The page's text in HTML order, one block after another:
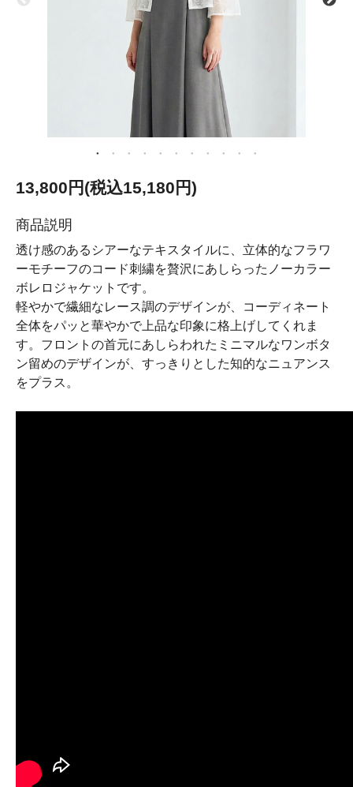
13,800円(税込15,180円)
商品説明
透け感のあるシアーなテキスタイルに、立体的なフラワ
ーモチーフのコード刺繍を贅沢にあしらったノーカラー
ボレロジャケットです。
軽やかで繊細なレース調のデザインが、コーディネート
全体をパッと華やかで上品な印象に格上げしてくれま
す。フロントの首元にあしらわれたミニマルなワンボタ
ン留めのデザインが、すっきりとした知的なニュアンス
をプラス。